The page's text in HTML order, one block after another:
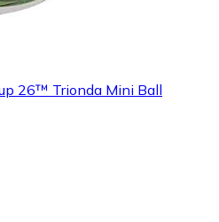
26™ Trionda Mini Ball